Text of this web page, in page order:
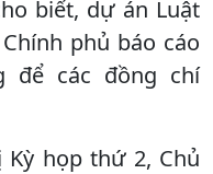
biết, dự án Luật
phủ báo cáo
để các đồng chí
họp thứ 2, Chủ